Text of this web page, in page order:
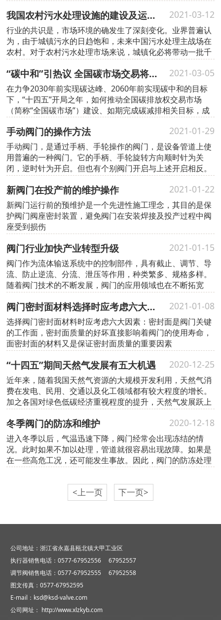
我国农村污水处理设施的建设及运营仍可达到万亿级 2021-03-12
行业的共识是，市场环境的确发生了深刻变化。业界普遍认
为，由于城镇污水的日趋饱和，未来中国污水处理主战场在
农村。对于农村污水处理市场来说，城镇化必将带动一批千
吨级规模的污水处理厂建设。
“碳中和”引热议 全国碳市场交易将启动 2021-03-05
在力争2030年前实现碳达峰、2060年前实现碳中和的目标
下，“十四五”开局之年，如何推动全国碳排放权交易市场
（简称“全国碳市场”）建设、如期完成碳减排相关目标，成
为今年全国两会热议话题。
手动阀门的操作方法 2021-01-29
手动阀门，是通过手柄、手轮操作的阀门，是设备管道上使
用普遍的一种阀门。它的手柄、手轮旋转方向顺时针为关
闭，逆时针为开启。但也有个别阀门开启与上述开启相反。
因此，操作前应注意检查启闭标志后再操作。
新阀门在投产前的维护操作 2021-01-22
新阀门运行前的预维护是一个先进性施工理念，其目的是保
护阀门阀座密封装置，避免阀门在安装焊接及投产过程中阀
座受到损伤
阀门行业加快产业转型升级 2021-01-15
阀门作为流体输送系统中的控制部件，具有截止、调节、导
流、防止逆流、分流、泄压等作用，种类繁多、规格多样。
随着阀门技术的不断发展，阀门的应用领域也在不断拓宽
阀门密封面材料选择时应考虑六大因素 2021-01-08
选择阀门密封面材料时应考虑六大因素：密封面是阀门关键
的工作面，密封面质量的好坏直接影响着阀门的使用寿命，
面密封面的材料又是保证密封面质量的重要因素
“十四五”期间天然气发展有五大机遇 2020-12-25
近年来，随着我国天然气资源的大规模开发利用，天然气消
费在发电、民用、交通以及化工领域都有较大程度的增长。
加之各国对绿色低碳经济重视程度的提升，天然气发展跃上
新台阶。
冬季阀门的防冻和维护 2020-12-18
进入冬季以后，气温迅速下降，阀门经常会出现冻结的情
况。此时如果不加以处理，管道就很容易出现故障。如果是
在一些高危工况，还可能发生事故。因此，阀门的防冻处理
是非常重要的。
<上一页 下一页>
公司地址：浙江省永嘉县瓯北镇大甲工业区
执行器销售电话：0577-67952556 67952557
调节阀销售电话：0577-67952555 67952558
图文传真：0577-67952595
E-mail：ksd@ksd-valve.com
公司网址： http://www.xlzkyb.com